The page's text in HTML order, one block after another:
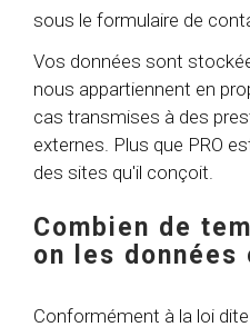
sous le formulaire de
Vos données sont
nous appartiennent en
cas transmises à des
externes. Plus que PRO
des sites qu'il conçoit.
Combien de
on les
Conformément à la loi